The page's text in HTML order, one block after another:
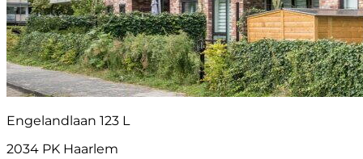
Engelandlaan 123 L
2034 PK Haarlem